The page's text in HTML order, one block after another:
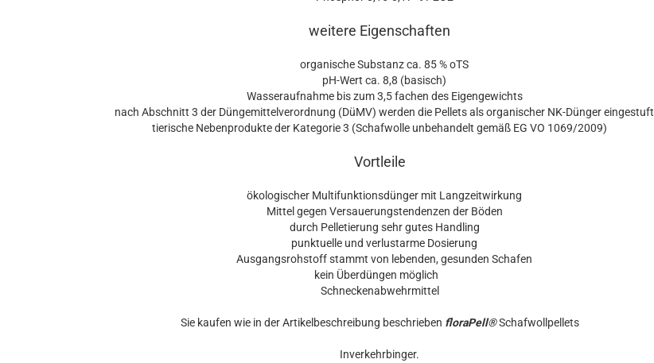
weitere Eigenschaften
organische Substanz ca. 85 % oTS
pH-Wert ca. 8,8 (basisch)
Wasseraufnahme bis zum 3,5 fachen des Eigengewichts
nach Abschnitt 3 der Düngemittelverordnung (DüMV) werden die Pellets als organischer NK-Dünger eingestuft
tierische Nebenprodukte der Kategorie 3 (Schafwolle unbehandelt gemäß EG VO 1069/2009)
Vortleile
ökologischer Multifunktionsdünger mit Langzeitwirkung
Mittel gegen Versauerungstendenzen der Böden
durch Pelletierung sehr gutes Handling
punktuelle und verlustarme Dosierung
Ausgangsrohstoff stammt von lebenden, gesunden Schafen
kein Überdüngen möglich
Schneckenabwehrmittel
Sie kaufen wie in der Artikelbeschreibung beschrieben floraPell®Schafwollpellets
Inverkehrbinger.